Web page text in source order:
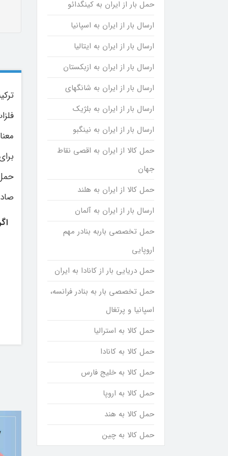
حمل بار از ایران به کینگدائو
ارسال بار از ایران به اسپانیا
ارسال بار از ایران به ایتالیا
ارسال بار از ایران به ازبکستان
ارسال بار از ایران به شانگهای
ارسال بار از ایران به بلژیک
ارسال بار از ایران به نینگبو
حمل کالا از ایران به اقصی نقاط
جهان
حمل کالا از ایران به هلند
ارسال بار از ایران به آلمان
حمل تخصصی باربه بنادر مهم
اروپایی
حمل دریایی بار از کانادا به ایران
حمل تخصصی بار به بنادر فرانسه،
اسپانیا و پرتغال
حمل کالا به استرالیا
حمل کالا به کانادا
حمل کالا به خلیج فارس
حمل کالا به اروپا
حمل کالا به هند
حمل کالا به چین